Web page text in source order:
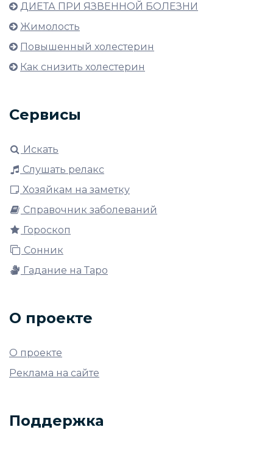
ДИЕТА ПРИ ЯЗВЕННОЙ БОЛЕЗНИ
Жимолость
Повышенный холестерин
Как снизить холестерин
Сервисы
Искать
Слушать релакс
Хозяйкам на заметку
Справочник заболеваний
Гороскоп
Сонник
Гадание на Таро
О проекте
О проекте
Реклама на сайте
Поддержка